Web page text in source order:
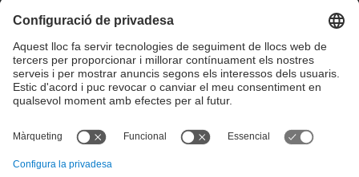
Formulari de contacte
Llista Xarxes Socials